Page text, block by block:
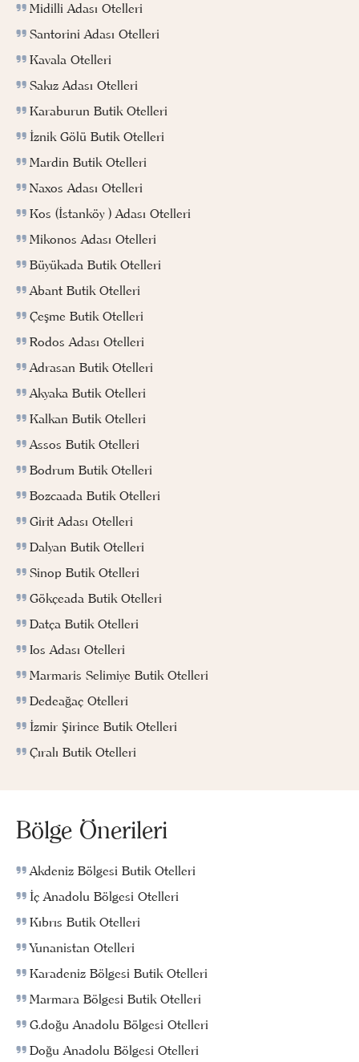
Midilli Adası Otelleri
Santorini Adası Otelleri
Kavala Otelleri
Sakız Adası Otelleri
Karaburun Butik Otelleri
İznik Gölü Butik Otelleri
Mardin Butik Otelleri
Naxos Adası Otelleri
Kos (İstanköy ) Adası Otelleri
Mikonos Adası Otelleri
Büyükada Butik Otelleri
Abant Butik Otelleri
Çeşme Butik Otelleri
Rodos Adası Otelleri
Adrasan Butik Otelleri
Akyaka Butik Otelleri
Kalkan Butik Otelleri
Assos Butik Otelleri
Bodrum Butik Otelleri
Bozcaada Butik Otelleri
Girit Adası Otelleri
Dalyan Butik Otelleri
Sinop Butik Otelleri
Gökçeada Butik Otelleri
Datça Butik Otelleri
Ios Adası Otelleri
Marmaris Selimiye Butik Otelleri
Dedeağaç Otelleri
İzmir Şirince Butik Otelleri
Çıralı Butik Otelleri
Bölge Önerileri
Akdeniz Bölgesi Butik Otelleri
İç Anadolu Bölgesi Otelleri
Kıbrıs Butik Otelleri
Yunanistan Otelleri
Karadeniz Bölgesi Butik Otelleri
Marmara Bölgesi Butik Otelleri
G.doğu Anadolu Bölgesi Otelleri
Doğu Anadolu Bölgesi Otelleri